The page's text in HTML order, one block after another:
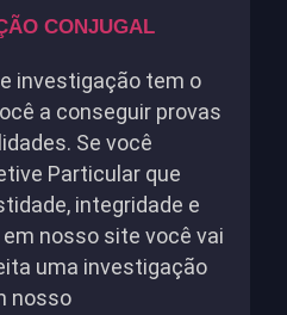
CONJUGAL
investigação tem o
a conseguir provas
Se você
Particular que
integridade e
nosso site você vai
uma investigação
nosso